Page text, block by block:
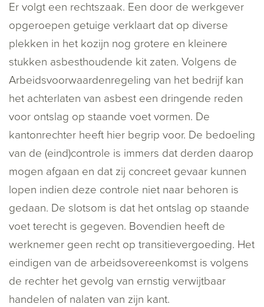
Er volgt een rechtszaak. Een door de werkgever
opgeroepen getuige verklaart dat op diverse
plekken in het kozijn nog grotere en kleinere
stukken asbesthoudende kit zaten. Volgens de
Arbeidsvoorwaardenregeling van het bedrijf kan
het achterlaten van asbest een dringende reden
voor ontslag op staande voet vormen. De
kantonrechter heeft hier begrip voor. De bedoeling
van de (eind)controle is immers dat derden daarop
mogen afgaan en dat zij concreet gevaar kunnen
lopen indien deze controle niet naar behoren is
gedaan. De slotsom is dat het ontslag op staande
voet terecht is gegeven. Bovendien heeft de
werknemer geen recht op transitievergoeding. Het
eindigen van de arbeidsovereenkomst is volgens
de rechter het gevolg van ernstig verwijtbaar
handelen of nalaten van zijn kant.